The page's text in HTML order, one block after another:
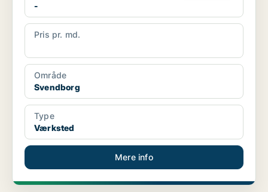
-
Pris pr. md.
Område
Svendborg
Type
Værksted
Mere info